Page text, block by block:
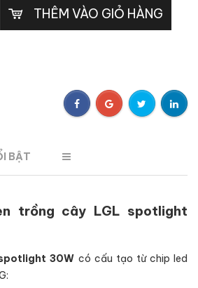
THÊM VÀO GIỎ HÀNG
BẬT
trồng cây LGL spotlight
30W có cấu tạo từ chip led